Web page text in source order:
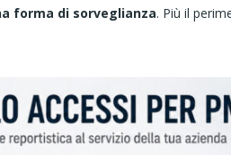
forma di sorveglianza. Più il